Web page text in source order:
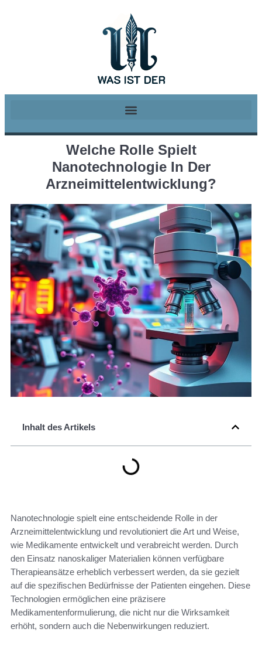
Welche Rolle Spielt
Nanotechnologie In Der
Arzneimittelentwicklung?
Inhalt des Artikels
Nanotechnologie spielt eine entscheidende Rolle in der
Arzneimittelentwicklung und revolutioniert die Art und Weise,
wie Medikamente entwickelt und verabreicht werden. Durch
den Einsatz nanoskaliger Materialien können verfügbare
Therapieansätze erheblich verbessert werden, da sie gezielt
auf die spezifischen Bedürfnisse der Patienten eingehen. Diese
Technologien ermöglichen eine präzisere
Medikamentenformulierung, die nicht nur die Wirksamkeit
erhöht, sondern auch die Nebenwirkungen reduziert.